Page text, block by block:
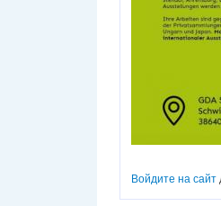
Войдите на сайт